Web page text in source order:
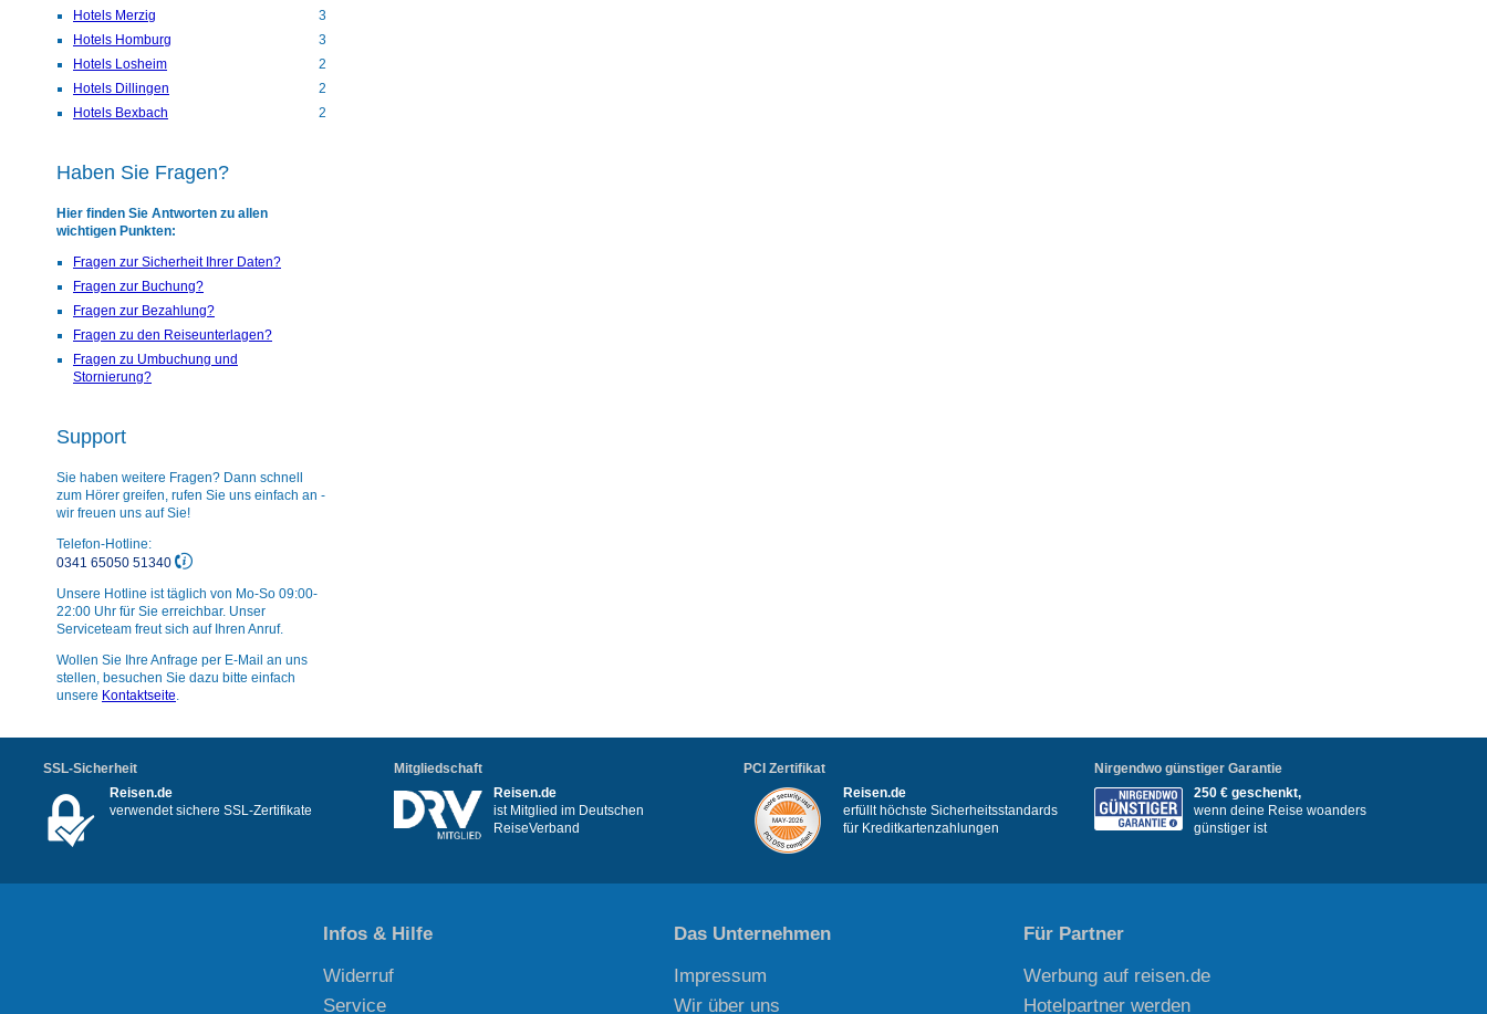
Hotels Merzig
3
Hotels Homburg
3
Hotels Losheim
2
Hotels Dillingen
2
Hotels Bexbach
2
Haben Sie Fragen?
Hier finden Sie Antworten zu allen
wichtigen Punkten:
Fragen zur Sicherheit Ihrer Daten?
Fragen zur Buchung?
Fragen zur Bezahlung?
Fragen zu den Reiseunterlagen?
Fragen zu Umbuchung und
Stornierung?
Support
Sie haben weitere Fragen? Dann schnell
zum Hörer greifen, rufen Sie uns einfach an -
wir freuen uns auf Sie!
Telefon-Hotline:
0341 65050 51340
Unsere Hotline ist täglich von Mo-So 09:00-
22:00 Uhr für Sie erreichbar. Unser
Serviceteam freut sich auf Ihren Anruf.
Wollen Sie Ihre Anfrage per E-Mail an uns
stellen, besuchen Sie dazu bitte einfach
unsere Kontaktseite.
SSL-Sicherheit
Reisen.de
verwendet sichere SSL-Zertifikate
Mitgliedschaft
Reisen.de
ist Mitglied im Deutschen
ReiseVerband
PCI Zertifikat
Reisen.de
erfüllt höchste Sicherheitsstandards
für Kreditkartenzahlungen
Nirgendwo günstiger Garantie
250 € geschenkt,
wenn deine Reise woanders
günstiger ist
Infos & Hilfe
Widerruf
Service
Das Unternehmen
Impressum
Wir über uns
Für Partner
Werbung auf reisen.de
Hotelpartner werden